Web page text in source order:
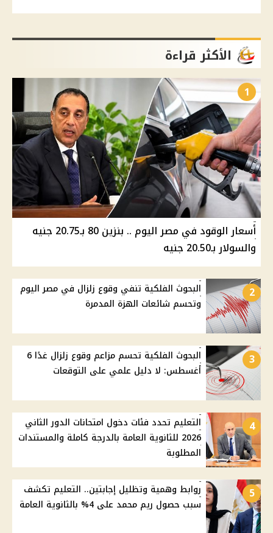
الأكثر قراءة
1
أسعار الوقود في مصر اليوم .. بنزين 80 بـ20.75 جنيه
والسولار بـ20.50 جنيه
2
البحوث الفلكية تنفي وقوع زلزال في مصر اليوم
وتحسم شائعات الهزة المدمرة
3
البحوث الفلكية تحسم مزاعم وقوع زلزال غدًا 6
أغسطس: لا دليل علمي على التوقعات
4
التعليم تحدد فئات دخول امتحانات الدور الثاني
2026 للثانوية العامة بالدرجة كاملة والمستندات
المطلوبة
5
روابط وهمية وتظليل إجابتين.. التعليم تكشف
سبب حصول ريم محمد على 4% بالثانوية العامة